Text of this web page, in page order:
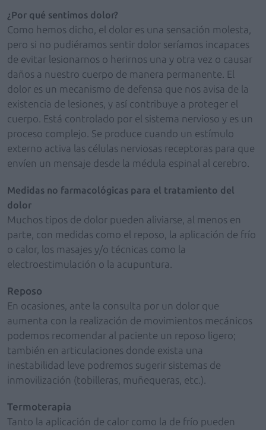
¿Por qué sentimos dolor?
Como hemos dicho, el dolor es una sensación molesta,
pero si no pudiéramos sentir dolor seríamos incapaces
de evitar lesionarnos o herirnos una y otra vez o causar
daños a nuestro cuerpo de manera permanente. El
dolor es un mecanismo de defensa que nos avisa de la
existencia de lesiones, y así contribuye a proteger el
cuerpo. Está controlado por el sistema nervioso y es un
proceso complejo. Se produce cuando un estímulo
externo activa las células nerviosas receptoras para que
envíen un mensaje desde la médula espinal al cerebro.
Medidas no farmacológicas para el tratamiento del
dolor
Muchos tipos de dolor pueden aliviarse, al menos en
parte, con medidas como el reposo, la aplicación de frío
o calor, los masajes y/o técnicas como la
electroestimulación o la acupuntura.
Reposo
En ocasiones, ante la consulta por un dolor que
aumenta con la realización de movimientos mecánicos
podemos recomendar al paciente un reposo ligero;
también en articulaciones donde exista una
inestabilidad leve podremos sugerir sistemas de
inmovilización (tobilleras, muñequeras, etc.).
Termoterapia
Tanto la aplicación de calor como la de frío pueden